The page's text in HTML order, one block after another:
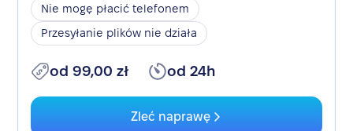
Nie mogę płacić telefonem
Przesyłanie plików nie działa
od 99,00 zł od 24h
Zleć naprawę